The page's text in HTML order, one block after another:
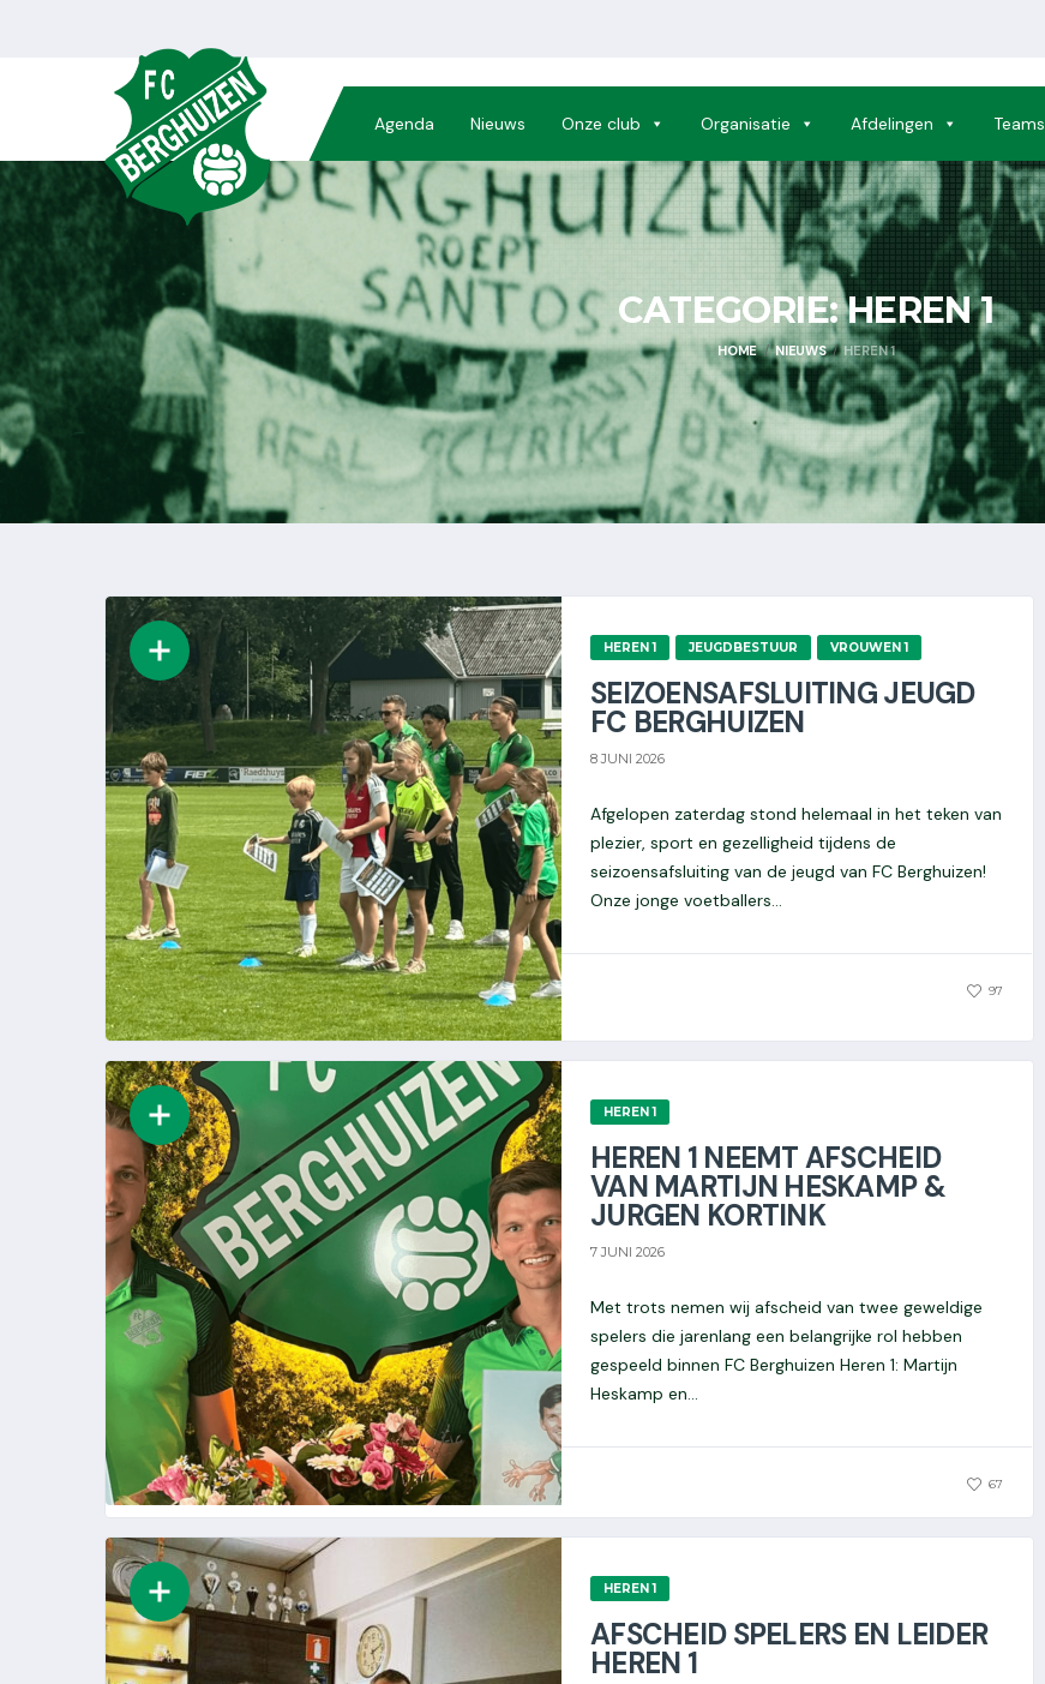
Agenda Nieuws Onze club Organisatie Afdelingen Teams
CATEGORIE:HEREN 1
HOME NIEUWS HEREN 1
HEREN 1 JEUGDBESTUUR VROUWEN 1
SEIZOENSAFSLUITING JEUGD
FC BERGHUIZEN
8 JUNI 2026
Afgelopen zaterdag stond helemaal in het teken van
plezier, sport en gezelligheid tijdens de
seizoensafsluiting van de jeugd van FC Berghuizen!
Onze jonge voetballers...
97
HEREN 1
HEREN 1 NEEMT AFSCHEID
VAN MARTIJN HESKAMP &
JURGEN KORTINK
7 JUNI 2026
Met trots nemen wij afscheid van twee geweldige
spelers die jarenlang een belangrijke rol hebben
gespeeld binnen FC Berghuizen Heren 1: Martijn
Heskamp en...
67
HEREN 1
AFSCHEID SPELERS EN LEIDER
HEREN 1